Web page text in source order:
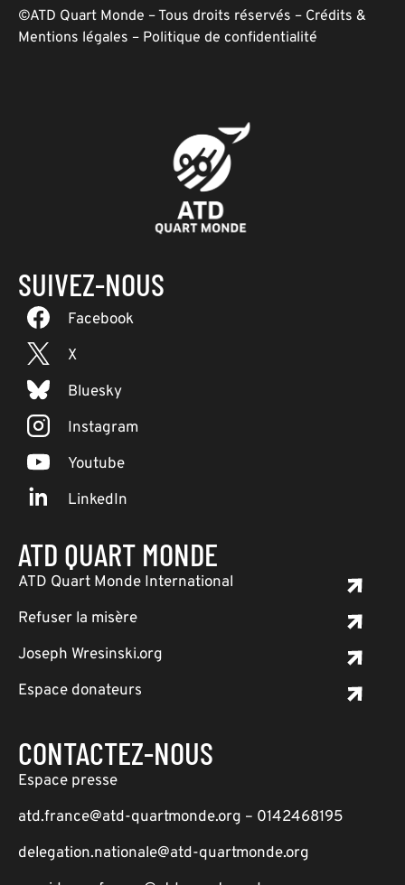
©ATD Quart Monde – Tous droits réservés – Crédits &
Mentions légales – Politique de confidentialité
SUIVEZ-NOUS
Facebook
X
Bluesky
Instagram
Youtube
LinkedIn
ATD QUART MONDE
ATD Quart Monde International
Refuser la misère
Joseph Wresinski.org
Espace donateurs
CONTACTEZ-NOUS
Espace presse
atd.france@atd-quartmonde.org – 0142468195
delegation.nationale@atd-quartmonde.org